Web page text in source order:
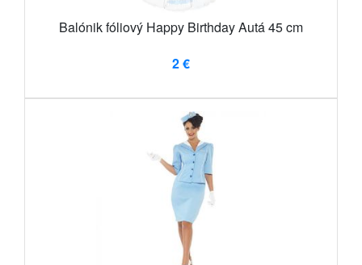
Balónik fóliový Happy Birthday Autá 45 cm
2 €